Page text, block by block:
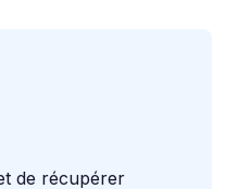
de récupérer